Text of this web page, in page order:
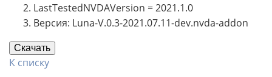
LastTestedNVDAVersion = 2021.1.0
Версия: Luna-V.0.3-2021.07.11-dev.nvda-addon
Скачать
К списку